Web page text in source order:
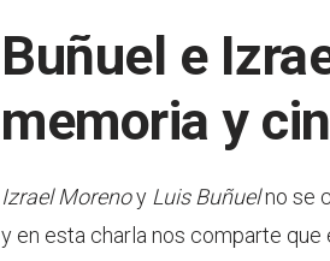
Buñuel e
memoria y
Izrael Morenoy Luis Buñuelno se
y en esta charla nos comparte que